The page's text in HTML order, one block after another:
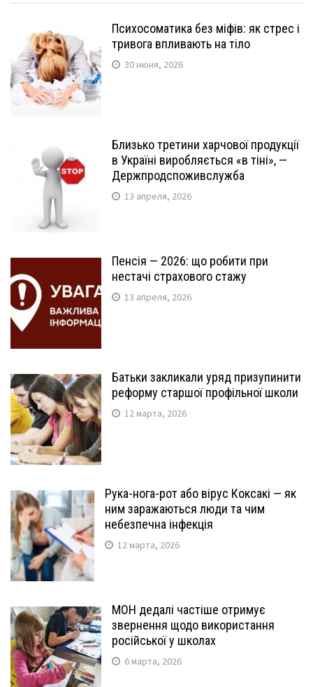
Психосоматика без міфів: як стрес і
тривога впливають на тіло
30 июня, 2026
Близько третини харчової продукції
в Україні виробляється «в тіні», —
Держпродспоживслужба
13 апреля, 2026
Пенсія — 2026: що робити при
нестачі страхового стажу
13 апреля, 2026
Батьки закликали уряд призупинити
реформу старшої профільної школи
12 марта, 2026
Рука-нога-рот або вірус Коксакі — як
ним заражаються люди та чим
небезпечна інфекція
12 марта, 2026
МОН дедалі частіше отримує
звернення щодо використання
російської у школах
6 марта, 2026